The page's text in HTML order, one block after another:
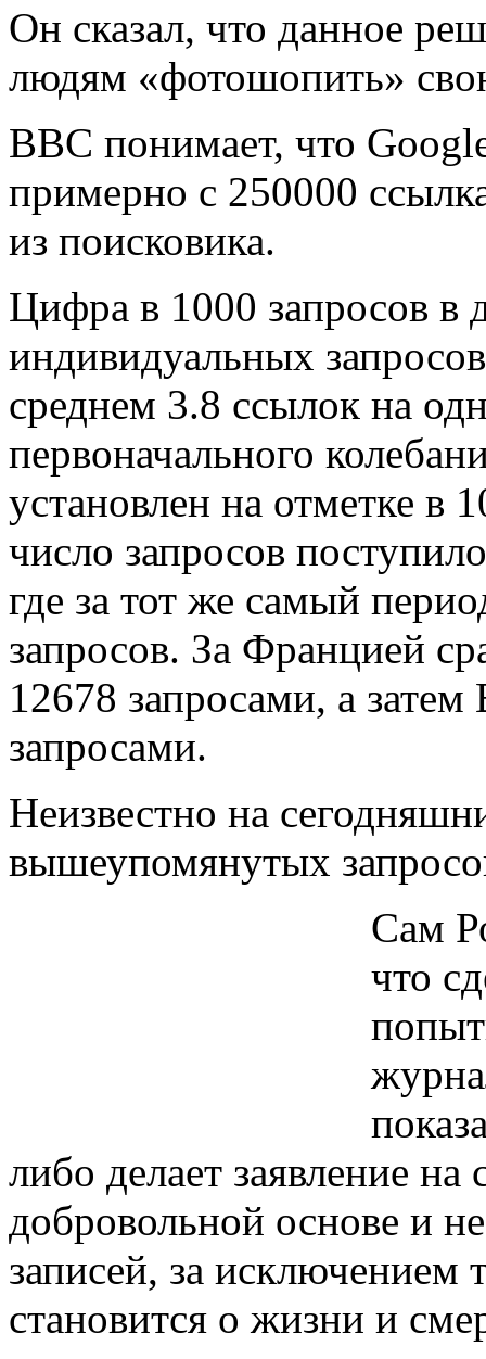
Он сказал, что данное
людям «фотошопить»
BBC понимает, что
примерно с 250000
из поисковика.
Цифра в 1000 запросов в
индивидуальных
среднем 3.8 ссылок на
первоначального
установлен на отметке в
число запросов
где за тот же самый
запросов. За Францией
12678 запросами, а
запросами.
Неизвестно на
вышеупомянутых
Сам
что
либо делает заявление на
добровольной основе и
записей, за исключением
становится о жизни и